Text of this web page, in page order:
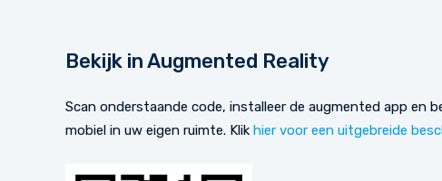
Bekijk in Augmented Reality
Scan onderstaande code, installeer de augmented app en
mobiel in uw eigen ruimte. Klik hier voor een uitgebreide